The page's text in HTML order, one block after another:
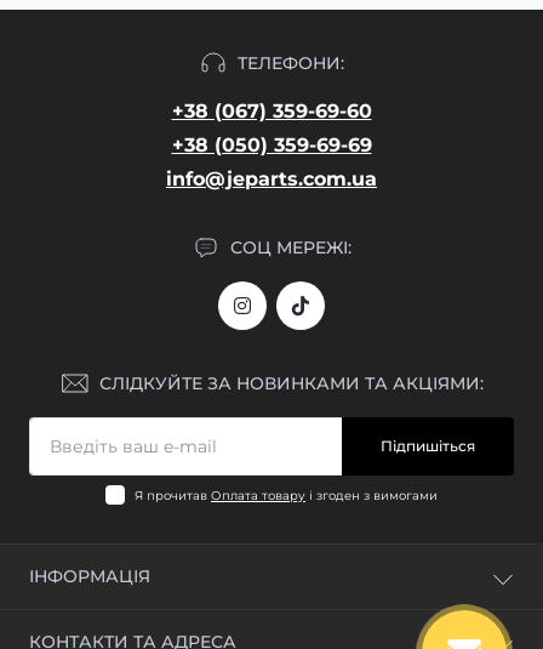
ТЕЛЕФОНИ:
+38 (067) 359-69-60
+38 (050) 359-69-69
info@jeparts.com.ua
СОЦ МЕРЕЖІ:
СЛІДКУЙТЕ ЗА НОВИНКАМИ ТА АКЦІЯМИ:
Підпишіться
Я прочитав Оплата товару і згоден з вимогами
ІНФОРМАЦІЯ
КОНТАКТИ ТА АДРЕСА